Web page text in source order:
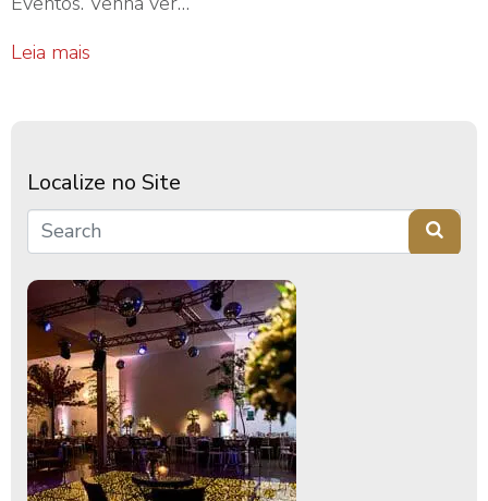
Leia mais
Localize no Site